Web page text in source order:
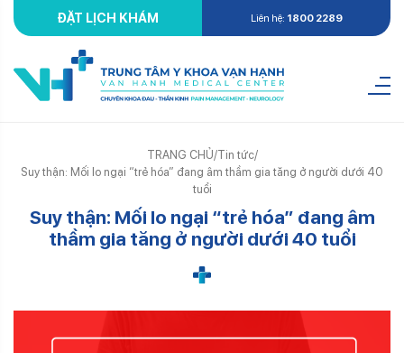
ĐẶT LỊCH KHÁM Liên hệ: 1800 2289
TRANG CHỦ/Tin tức/
Suy thận: Mối lo ngại “trẻ hóa” đang âm thầm gia tăng ở người dưới 40
tuổi
Suy thận: Mối lo ngại “trẻ hóa” đang âm
thầm gia tăng ở người dưới 40 tuổi